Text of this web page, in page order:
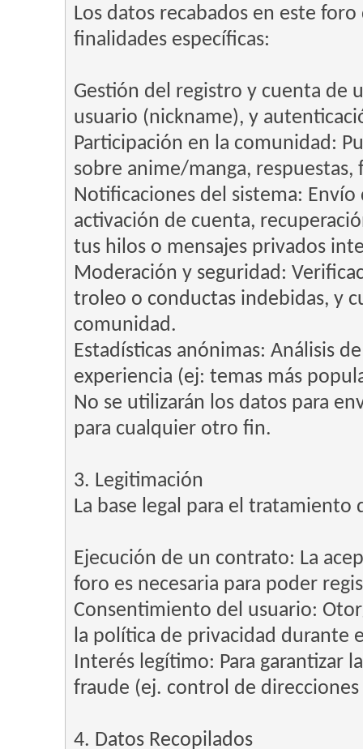
Los datos recabados en este
finalidades específicas:
Gestión del registro y cuenta de
usuario (nickname), y
Participación en la comunidad:
sobre anime/manga, respuestas,
Notificaciones del sistema:
activación de cuenta,
tus hilos o mensajes privados
Moderación y seguridad:
troleo o conductas indebidas, y
comunidad.
Estadísticas anónimas: Análisis
experiencia (ej: temas más
No se utilizarán los datos para
para cualquier otro fin.
3. Legitimación
La base legal para el tratamiento
Ejecución de un contrato: La
foro es necesaria para poder
Consentimiento del usuario:
la política de privacidad durante
Interés legítimo: Para garantizar
fraude (ej. control de
4. Datos Recopilados